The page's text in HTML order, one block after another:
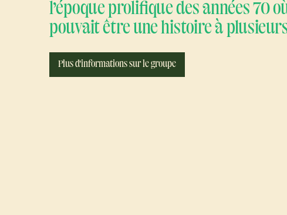
l’époque prolifique des années 70
pouvait être une histoire à
Plus d'informations sur le groupe